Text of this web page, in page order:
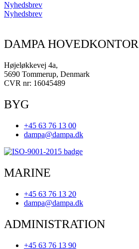
Nyhedsbrev
Nyhedsbrev
DAMPA HOVEDKONTOR
Højeløkkevej 4a,
5690 Tommerup, Denmark
CVR nr: 16045489
BYG
+45 63 76 13 00
dampa@dampa.dk
MARINE
+45 63 76 13 20
dampa@dampa.dk
ADMINISTRATION
+45 63 76 13 90